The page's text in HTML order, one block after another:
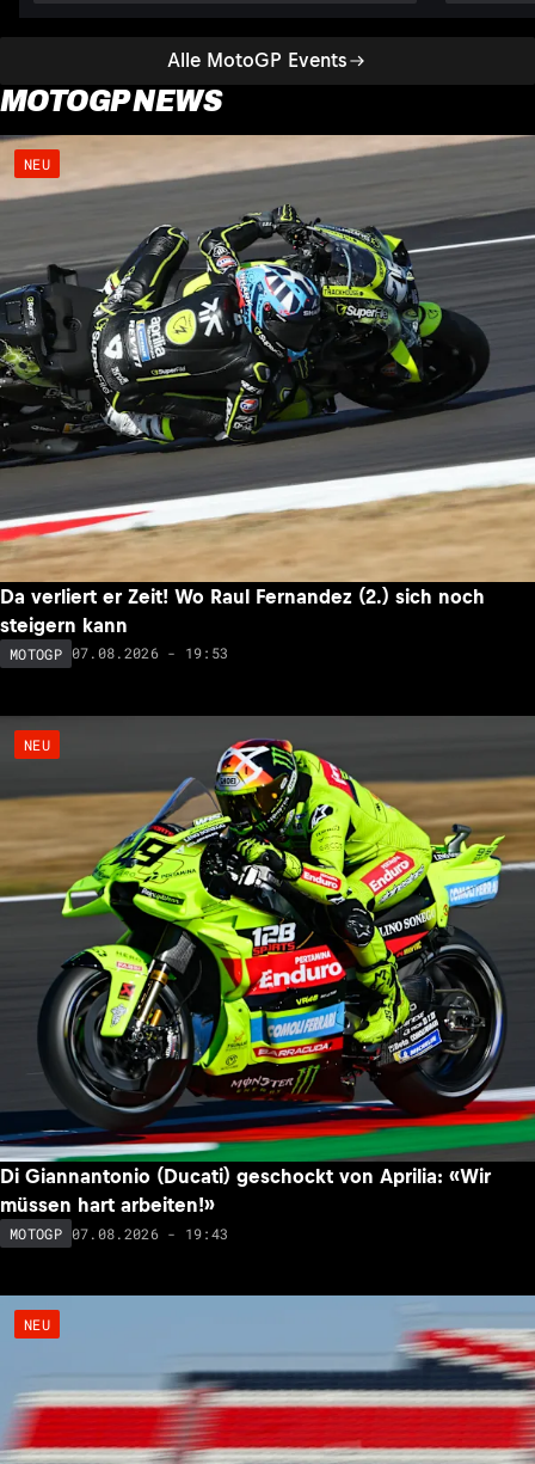
Alle MotoGP Events
MOTOGP NEWS
NEU
Da verliert er Zeit! Wo Raul Fernandez (2.) sich noch
steigern kann
MOTOGP 07.08.2026 - 19:53
NEU
Di Giannantonio (Ducati) geschockt von Aprilia: «Wir
müssen hart arbeiten!»
MOTOGP 07.08.2026 - 19:43
NEU